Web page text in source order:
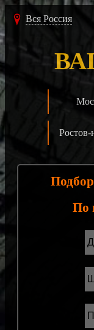
Вся Россия
По